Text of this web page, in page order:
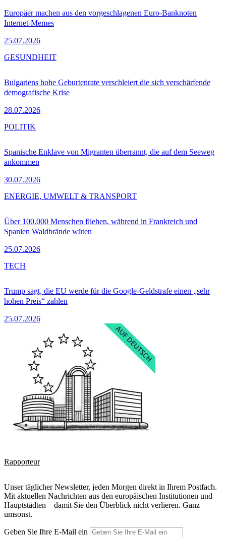
Europäer machen aus den vorgeschlagenen Euro-Banknoten
Internet-Memes
25.07.2026
Bulgariens hohe Geburtenrate verschleiert die sich verschärfende
demografische Krise
28.07.2026
GESUNDHEIT
Spanische Enklave von Migranten überrannt, die auf dem Seeweg
ankommen
30.07.2026
POLITIK
Über 100.000 Menschen fliehen, während in Frankreich und
Spanien Waldbrände wüten
25.07.2026
ENERGIE, UMWELT & TRANSPORT
Trump sagt, die EU werde für die Google-Geldstrafe einen „sehr
hohen Preis“ zahlen
25.07.2026
TECH
Rapporteur
Unser täglicher Newsletter, jeden Morgen direkt in Ihrem Postfach.
Mit aktuellen Nachrichten aus den europäischen Institutionen und
Hauptstädten – damit Sie den Überblick nicht verlieren. Ganz
umsonst.
Geben Sie Ihre E-Mail ein